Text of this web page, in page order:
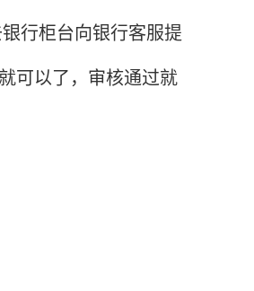
行柜台向银行客服提
可以了，审核通过就